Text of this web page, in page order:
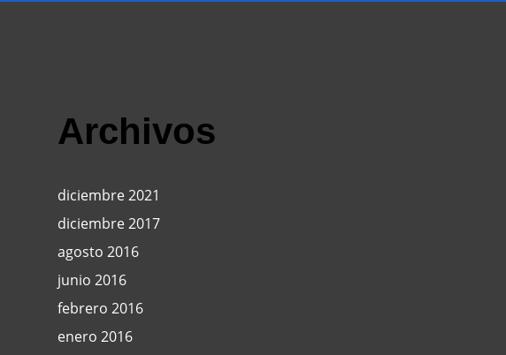
Archivos
diciembre 2021
diciembre 2017
agosto 2016
junio 2016
febrero 2016
enero 2016